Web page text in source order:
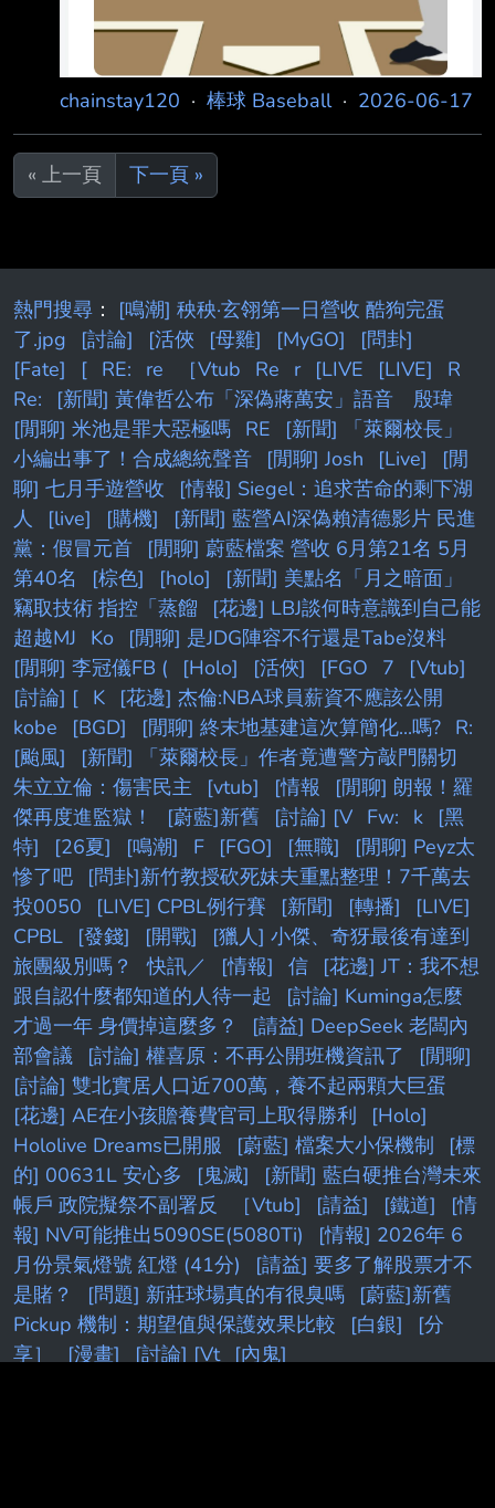
chainstay120 · 棒球 Baseball· 2026-06-17
« 上一頁 下一頁 »
熱門搜尋 ： [鳴潮] 秧秧·玄翎第一日營收 酷狗完蛋
了.jpg
[討論] [活俠 [母雞] [MyGO]
[問卦]
[Fate]
[ RE: re ［Vtub Re r [LIVE [LIVE]
R
Re:
[新聞] 黃偉哲公布「深偽蔣萬安」語音 殷瑋
[閒聊] 米池是罪大惡極嗎 RE
[新聞] 「萊爾校長」
小編出事了！合成總統聲音
[閒聊] Josh [Live]
[閒
聊] 七月手遊營收
[情報] Siegel：追求苦命的剩下湖
人
[live] [購機]
[新聞] 藍營AI深偽賴清德影片 民進
黨：假冒元首
[閒聊] 蔚藍檔案 營收 6月第21名 5月
第40名
[棕色] [holo]
[新聞] 美點名「月之暗面」
竊取技術 指控「蒸餾
[花邊] LBJ談何時意識到自己能
超越MJ
Ko
[閒聊] 是JDG陣容不行還是Tabe沒料
[閒聊] 李冠儀FB (
[Holo] [活俠] [FGO 7
[Vtub]
[討論] [ K
[花邊] 杰倫:NBA球員薪資不應該公開
kobe
[BGD] [閒聊] 終末地基建這次算簡化...嗎? R:
[颱風]
[新聞] 「萊爾校長」作者竟遭警方敲門關切
朱立立倫：傷害民主
[vtub] [情報
[閒聊] 朗報！羅
傑再度進監獄！
[蔚藍]新舊 [討論] [V Fw: k
[黑
特]
[26夏] [鳴潮] F [FGO] [無職]
[閒聊] Peyz太
慘了吧
[問卦]新竹教授砍死妹夫重點整理！7千萬去
投0050
[LIVE] CPBL例行賽 [新聞] [轉播]
[LIVE]
CPBL
[發錢] [開戰]
[獵人] 小傑、奇犽最後有達到
旅團級別嗎？
快訊／ [情報] 信
[花邊] JT：我不想
跟自認什麼都知道的人待一起
[討論] Kuminga怎麼
才過一年 身價掉這麼多？
[請益] DeepSeek 老闆內
部會議
[討論] 權喜原：不再公開班機資訊了
[閒聊]
[討論] 雙北實居人口近700萬，養不起兩顆大巨蛋
[花邊] AE在小孩贍養費官司上取得勝利
[Holo]
Hololive Dreams已開服
[蔚藍] 檔案大小保機制
[標
的] 00631L 安心多
[鬼滅]
[新聞] 藍白硬推台灣未來
帳戶 政院擬祭不副署反
［Vtub] [請益] [鐵道]
[情
報] NV可能推出5090SE(5080Ti)
[情報] 2026年 6
月份景氣燈號 紅燈 (41分)
[請益] 要多了解股票才不
是賭？
[問題] 新莊球場真的有很臭嗎
[蔚藍]新舊
Pickup 機制：期望值與保護效果比較
[白銀]
[分
享］
[漫畫] [討論] [Vt [內鬼]